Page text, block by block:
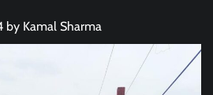
by Kamal Sharma